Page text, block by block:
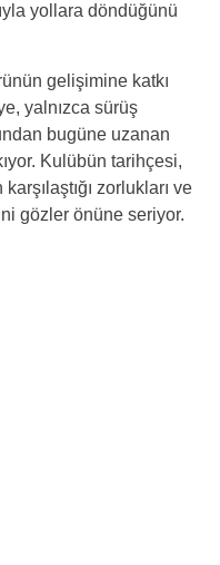
yollara döndüğünü
gelişimine katkı
yalnızca sürüş
bugüne uzanan
Kulübün tarihçesi,
zorlukları ve
gözler önüne seriyor.